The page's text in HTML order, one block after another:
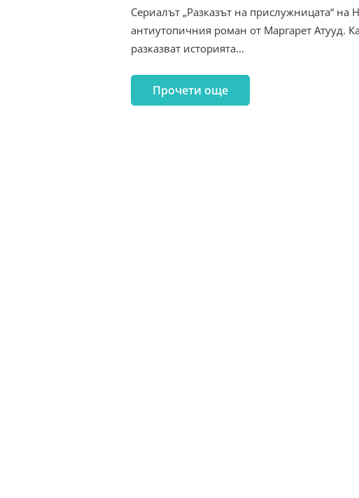
Сериалът „Разказът на прислужницата“ на
антиутопичния роман от Маргарет Атууд.
разказват историята…
Прочети още